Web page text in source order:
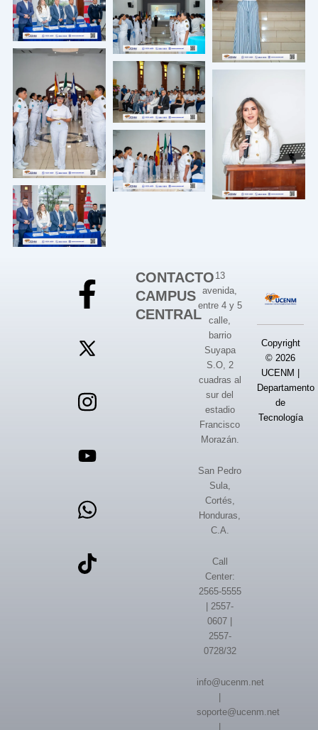
CONTACTO
CAMPUS
CENTRAL
13
avenida,
entre 4 y 5
calle,
barrio
Suyapa
S.O, 2
cuadras al
sur del
estadio
Francisco
Morazán.
San Pedro
Sula,
Cortés,
Honduras,
C.A.
Call
Center:
2565-5555
| 2557-
0607 |
2557-
0728/32
info@ucenm.net
|
soporte@ucenm.net
|
Copyright
© 2026
UCENM |
Departamento
de
Tecnología